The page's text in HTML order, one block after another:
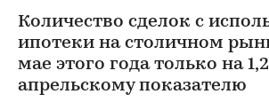
Количество сделок с
ипотеки на столичном
мае этого года только на
апрельскому показателю